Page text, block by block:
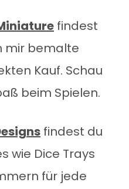
findest
mir bemalte
Kauf. Schau
beim Spielen.
findest du
wie Dice Trays
für jede